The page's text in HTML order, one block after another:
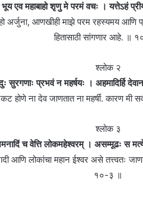
एव महाबाहो शृणु मे परमं वचः । यत्तेऽहं
अर्जुना, आणखीही माझे परम रहस्यमय
हितासाठी सांगणार आहे. ॥
श्लोक २
सुरगणाः प्रभवं न महर्षयः । अहमादिर्हि
होणे ना देव जाणतात ना महर्षी. कारण
श्लोक ३
च वेत्ति लोकमहेश्वरम्‌ । असम्मूढः स
आणि लोकांचा महान ईश्वर असे तत्त्वतः
१०-३ ॥